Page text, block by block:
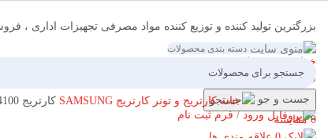
بزرگترین تولید کننده و توزیع کننده مواد مصرفی تجهیزات اداری ،
خط ویژه پشتیبانی
فهرست
ورود / فرم ثبت نام
دسته بندی محصولات
جست و جو
0 مقایسه
خانهکارتریج و تونر کارتریج SAMSUNG کارتریج SAMSUNG 4100